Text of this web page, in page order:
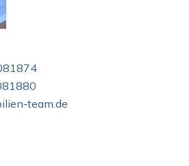
team.de